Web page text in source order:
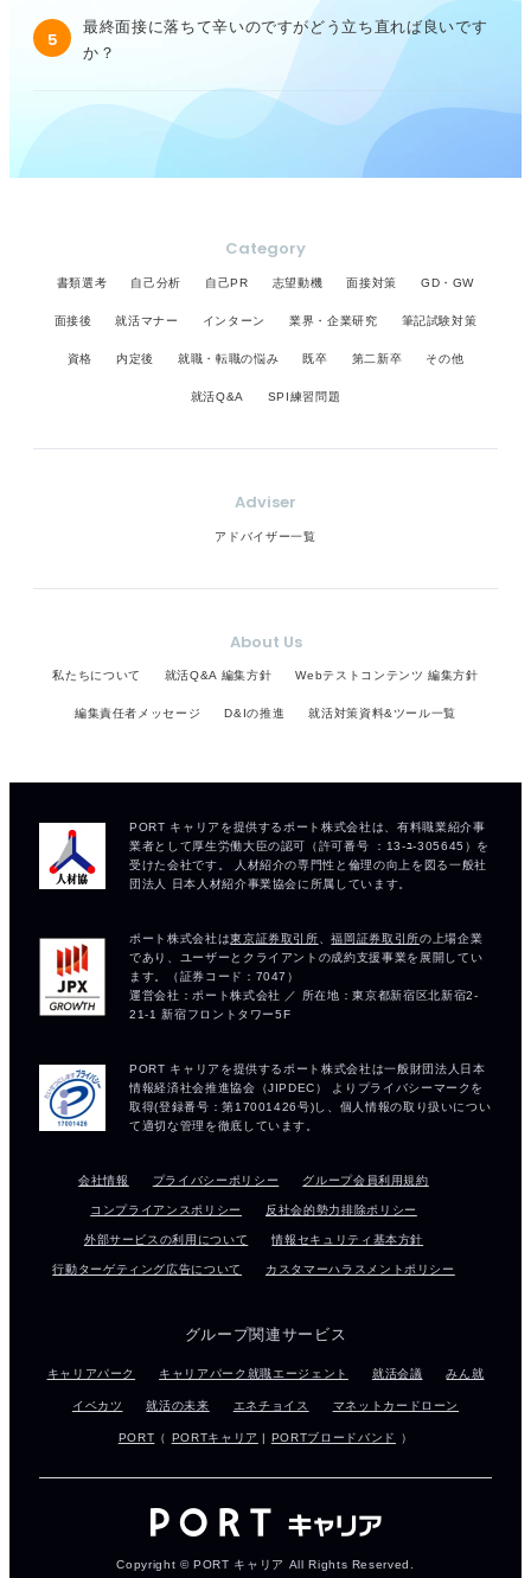
5
最終面接に落ちて辛いのですがどう立ち直れば良いです
か？
Category
書類選考 自己分析 自己PR 志望動機 面接対策 GD・GW
面接後 就活マナー インターン 業界・企業研究 筆記試験対策
資格 内定後 就職・転職の悩み 既卒 第二新卒 その他
就活Q&A SPI練習問題
Adviser
アドバイザー一覧
About Us
私たちについて 就活Q&A 編集方針 Webテストコンテンツ 編集方針
編集責任者メッセージ D&Iの推進 就活対策資料&ツール一覧
会社情報 プライバシーポリシー グループ会員利用規約
コンプライアンスポリシー 反社会的勢力排除ポリシー
外部サービスの利用について 情報セキュリティ基本方針
行動ターゲティング広告について カスタマーハラスメントポリシー